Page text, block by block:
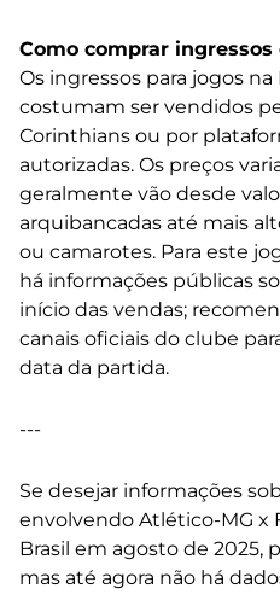
Como comprar ingressos
Os ingressos para jogos
costumam ser vendidos
Corinthians ou por
autorizadas. Os preços
geralmente vão desde
arquibancadas até mais
ou camarotes. Para este
há informações públicas
início das vendas;
canais oficiais do clube
data da partida.
---
Se desejar informações
envolvendo Atlético-MG x
Brasil em agosto de
mas até agora não há